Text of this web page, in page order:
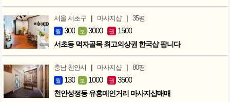
서울 서초구 | 마사지샵 | 35평
월 300 보 3000 권 1500
서초동 먹자골목 최고의상권 한국샵 팝니다
충남 천안시 | 마사지샵 | 80평
월 130 보 1000 권 3500
천안성정동 유흥메인거리 마사지샵매매